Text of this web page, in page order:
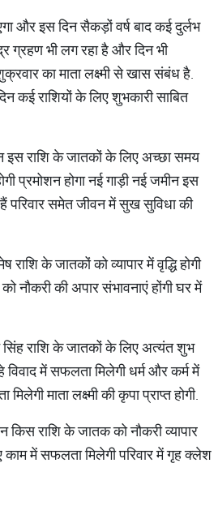
और इस दिन सैकड़ों वर्ष बाद कई दुर्लभ
ग्रहण भी लग रहा है और दिन भी
का माता लक्ष्मी से खास संबंध है.
कई राशियों के लिए शुभकारी साबित
इस राशि के जातकों के लिए अच्छा समय
प्रमोशन होगा नई गाड़ी नई जमीन इस
समेत जीवन में सुख सुविधा की
राशि के जातकों को व्यापार में वृद्धि होगी
नौकरी की अपार संभावनाएं होंगी घर में
सिंह राशि के जातकों के लिए अत्यंत शुभ
विवाद में सफलता मिलेगी धर्म और कर्म में
माता लक्ष्मी की कृपा प्राप्त होगी.
किस राशि के जातक को नौकरी व्यापार
में सफलता मिलेगी परिवार में गृह क्लेश